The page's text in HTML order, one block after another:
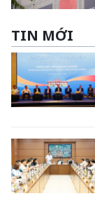
TIN MỚI